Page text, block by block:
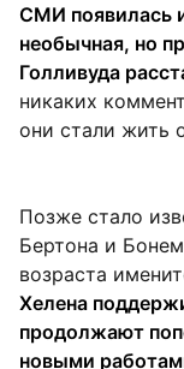
СМИ появилась
необычная, но
Голливуда
никаких
они стали жить
Позже стало
Бертона и
возраста
Хелена
продолжают
новыми